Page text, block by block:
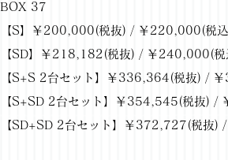
BOX 37
【S】￥200,000(税抜) / ￥220,000(税
【SD】￥218,182(税抜) / ￥240,000(税
【S+S 2台セット】￥336,364(税抜) /
【S+SD 2台セット】￥354,545(税抜) /
【SD+SD 2台セット】￥372,727(税抜)